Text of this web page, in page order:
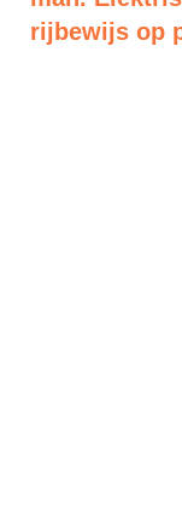
rijbewijs op